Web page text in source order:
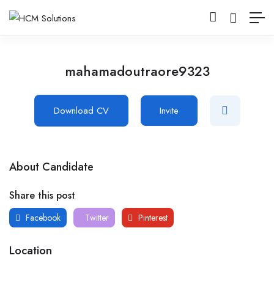
mahamadoutraore9323
Download CV Invite
About Candidate
Share this post
Facebook Twitter Pinterest
Location